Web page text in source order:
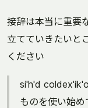
接辞は本当に重要
立てていきたいと
ください
si'h'd
ものを使い始め